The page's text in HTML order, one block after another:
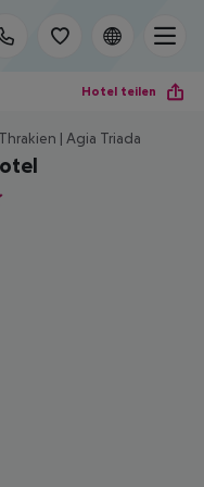
Hotel teilen
| Agia Triada